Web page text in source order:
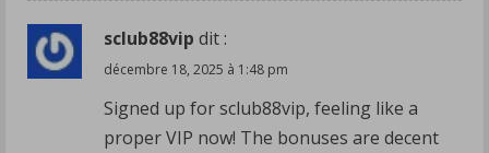
sclub88vip dit :
décembre 18, 2025 à 1:48 pm
Signed up for sclub88vip, feeling like a
proper VIP now! The bonuses are decent